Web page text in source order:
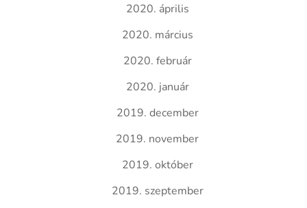
2020. április
2020. március
2020. február
2020. január
2019. december
2019. november
2019. október
2019. szeptember